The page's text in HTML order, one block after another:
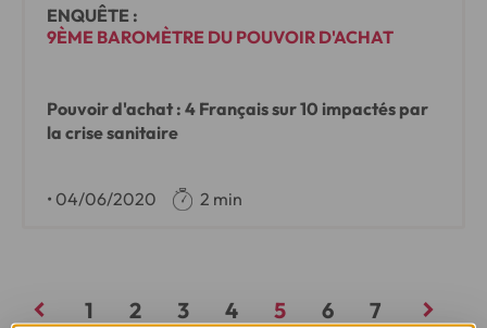
ENQUÊTE :
9ÈME BAROMÈTRE DU POUVOIR D'ACHAT
Pouvoir d'achat : 4 Français sur 10 impactés par
la crise sanitaire
• 04/06/2020 2 min
1 2 3 4 5 6 7